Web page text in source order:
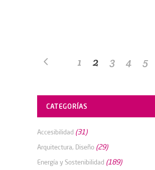
1 2 3 4 5
CATEGORÍAS
Accesibilidad (31)
Arquitectura, Diseño (29)
Energía y Sostenibilidad (189)